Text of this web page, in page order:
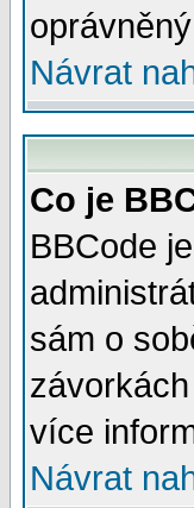
Návrat
Co je
BBCode
sám o
více
Návrat